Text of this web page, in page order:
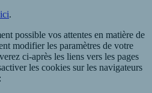
.
possible vos attentes en matière de
modifier les paramètres de votre
ci-après les liens vers les pages
les cookies sur les navigateurs